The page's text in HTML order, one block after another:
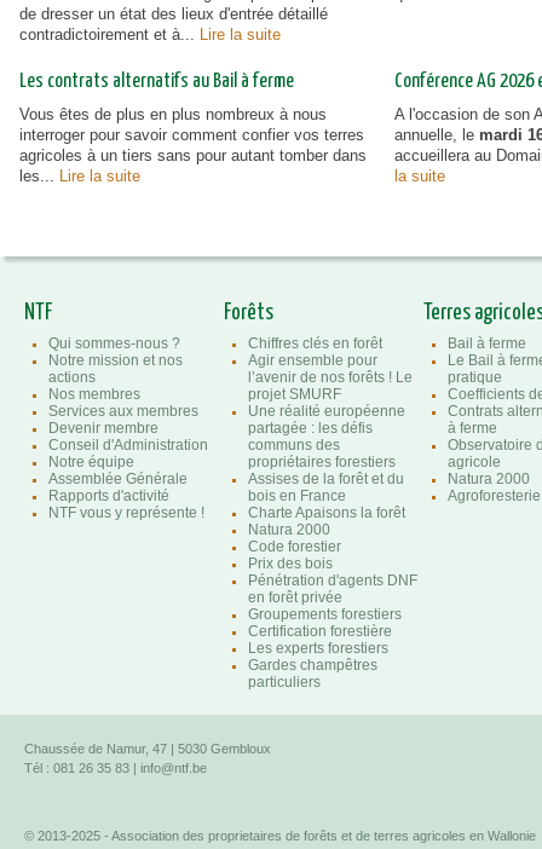
de dresser un état des lieux d'entrée détaillé
contradictoirement et à... Lire la suite
Les contrats alternatifs au Bail à ferme
Vous êtes de plus en plus nombreux à nous
interroger pour savoir comment confier vos terres
agricoles à un tiers sans pour autant tomber dans
les... Lire la suite
Conférence AG
A l'occasion de son
annuelle, le mardi
accueillera au
la suite
NTF
Qui sommes-nous ?
Notre mission et nos
actions
Nos membres
Services aux membres
Devenir membre
Conseil d'Administration
Notre équipe
Assemblée Générale
Rapports d'activité
NTF vous y représente !
Forêts
Chiffres clés en forêt
Agir ensemble pour
l’avenir de nos forêts ! Le
projet SMURF
Une réalité européenne
partagée : les défis
communs des
propriétaires forestiers
Assises de la forêt et du
bois en France
Charte Apaisons la forêt
Natura 2000
Code forestier
Prix des bois
Pénétration d'agents DNF
en forêt privée
Groupements forestiers
Certification forestière
Les experts forestiers
Gardes champêtres
particuliers
Terres
Bail à ferme
Le Bail à
pratique
Coefficients
Contrats
à ferme
Observatoire
agricole
Natura 2000
Chaussée de Namur, 47 | 5030 Gembloux
Tél : 081 26 35 83 | info@ntf.be
© 2013-2025 - Association des proprietaires de forêts et de terres agricoles en Wallonie